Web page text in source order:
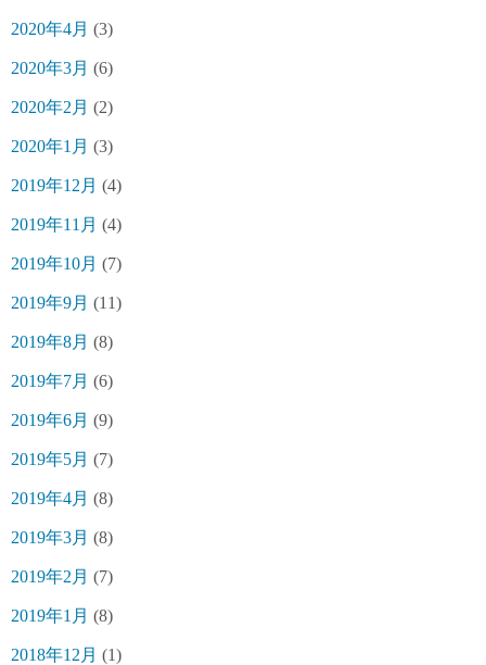
2020年4月 (3)
2020年3月 (6)
2020年2月 (2)
2020年1月 (3)
2019年12月 (4)
2019年11月 (4)
2019年10月 (7)
2019年9月 (11)
2019年8月 (8)
2019年7月 (6)
2019年6月 (9)
2019年5月 (7)
2019年4月 (8)
2019年3月 (8)
2019年2月 (7)
2019年1月 (8)
2018年12月 (1)